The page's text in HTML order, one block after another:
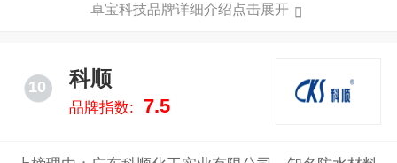
技术企业。卓宝科技品牌详细介绍点击展开
10 科顺
品牌指数: 7.5